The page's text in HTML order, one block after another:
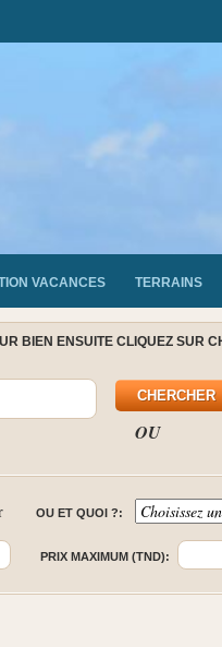
VACANCES TERRAINS
BIEN ENSUITE CLIQUEZ SUR
OU
OU ET QUOI ?:
PRIX MAXIMUM (TND):